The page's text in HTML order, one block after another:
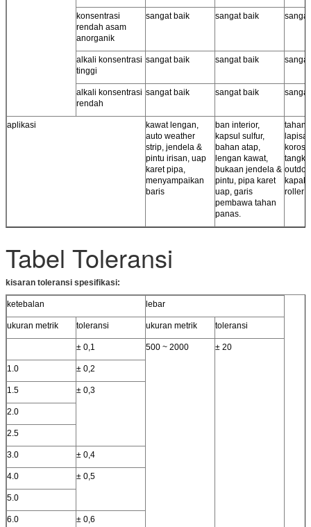
konsentrasi
rendah asam
anorganik
sangat baik sangat baik
alkali konsentrasi
tinggi
sangat baik sangat baik
alkali konsentrasi
rendah
sangat baik sangat baik
aplikasi
kawat lengan,
auto weather
strip, jendela &
pintu irisan, uap
karet pipa,
menyampaikan
baris
ban interior,
kapsul sulfur,
bahan atap,
lengan kawat,
bukaan jendela &
pintu, pipa karet
uap, garis
pembawa tahan
panas.
tahan
kapak
roller
Tabel Toleransi
kisaran toleransi spesifikasi:
ketebalan lebar
ukuran metrik toleransi ukuran metrik toleransi
± 0,1 500 ~ 2000 ± 20
1.0 ± 0,2
1.5 ± 0,3
2.0
2.5
3.0 ± 0,4
4.0 ± 0,5
5.0
6.0 ± 0,6